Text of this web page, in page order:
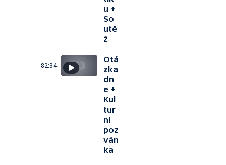
u +
So
utě
ž
82:34
Otá
zka
dn
e +
Kul
tur
ní
poz
ván
ka